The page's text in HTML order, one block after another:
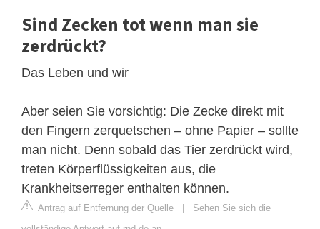
Sind Zecken tot wenn man sie
zerdrückt?
Das Leben und wir
Aber seien Sie vorsichtig: Die Zecke direkt mit
den Fingern zerquetschen – ohne Papier – sollte
man nicht. Denn sobald das Tier zerdrückt wird,
treten Körperflüssigkeiten aus, die
Krankheitserreger enthalten können.
Antrag auf Entfernung der Quelle | Sehen Sie sich die